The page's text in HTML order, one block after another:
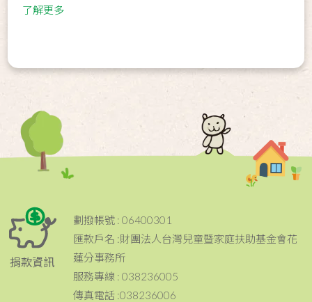
了解更多
捐款資訊
劃撥帳號 : 06400301
匯款戶名 :財團法人台灣兒童暨家庭扶助基金會花
蓮分事務所
服務專線 : 038236005
傳真電話 :038236006